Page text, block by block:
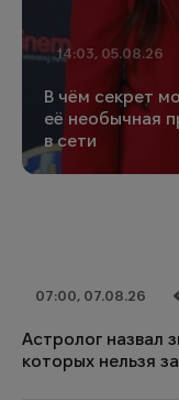
Дата публикации
14:03, 05.08.26
Количество
В чём секрет
её необычная
в сети
Дата публикации
07:00, 07.08.26
Категория
Количество
Астролог назвал
которых нельзя